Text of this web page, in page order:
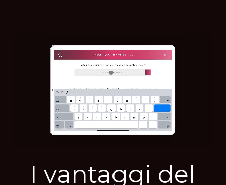
I vantaggi del